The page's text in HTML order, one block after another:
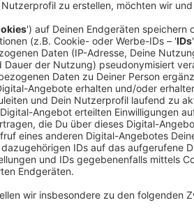
Erst ein neuer Vertrag mit dem
veröffentlichen: Für Alle Farben
hat für seine neue Platte die bekannte
mit dem Thema Trennungsschmerz
das ist eine wichtige Botschaft, wird
an.
Alle Farben hat zurzeit deutlich
Beschäftigung ist er aber mit
kocht Frans Zimmer sehr gerne und
wissen. Auf Instagram postet er